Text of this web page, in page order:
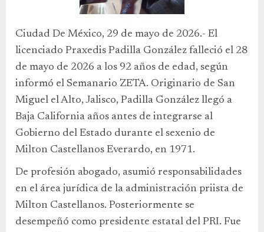
Ciudad De México, 29 de mayo de 2026.- El
licenciado Praxedis Padilla González falleció el 28
de mayo de 2026 a los 92 años de edad, según
informó el Semanario ZETA. Originario de San
Miguel el Alto, Jalisco, Padilla González llegó a
Baja California años antes de integrarse al
Gobierno del Estado durante el sexenio de
Milton Castellanos Everardo, en 1971.
De profesión abogado, asumió responsabilidades
en el área jurídica de la administración priista de
Milton Castellanos. Posteriormente se
desempeñó como presidente estatal del PRI. Fue